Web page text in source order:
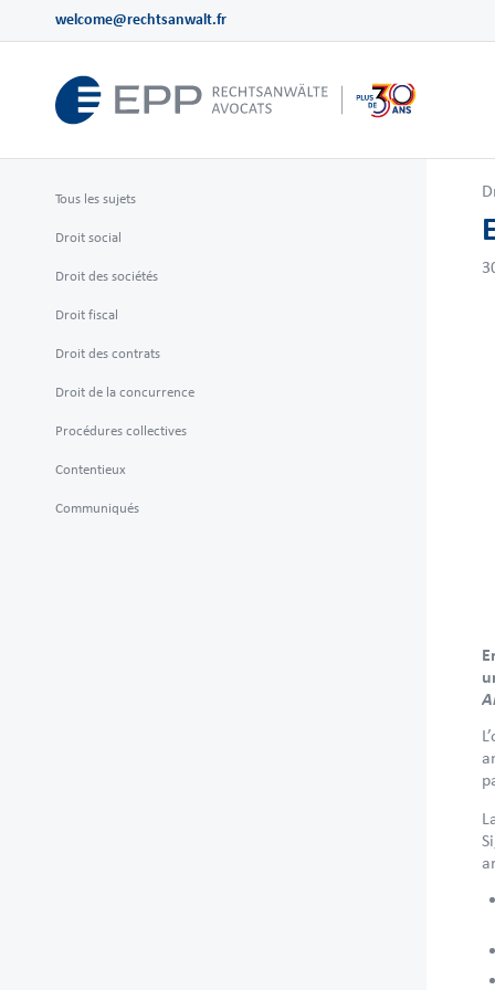
welcome@rechtsanwalt.fr
Tous les sujets
Droit social
Droit des sociétés
Droit fiscal
Droit des contrats
Droit de la concurrence
Procédures collectives
Contentieux
Communiqués